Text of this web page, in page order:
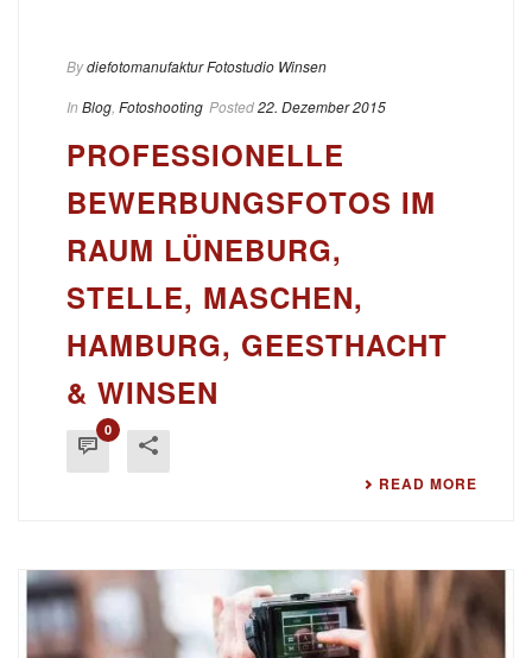
Bydiefotomanufaktur Fotostudio Winsen
In Blog Fotoshooting Posted22. Dezember 2015
PROFESSIONELLE
BEWERBUNGSFOTOS IM
RAUM LÜNEBURG,
STELLE, MASCHEN,
HAMBURG, GEESTHACHT
& WINSEN
0
READ MORE